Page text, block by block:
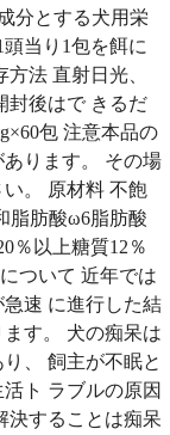
分とする犬用栄
当り1包を餌に
法 直射日光、
封後はで きるだ
包 注意本品の
ります。 その場
。 原材料 不飽
脂肪酸ω6脂肪酸
％以上糖質12％
ついて 近年では
速 に進行した結
す。 犬の痴呆は
、 飼主が不眠と
ト ラブルの原因
決することは痴呆